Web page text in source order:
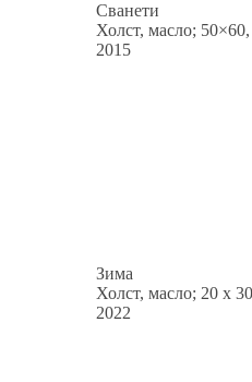
Сванети
Холст, масло; 50×60,
2015
Зима
Холст, масло; 20 x
2022